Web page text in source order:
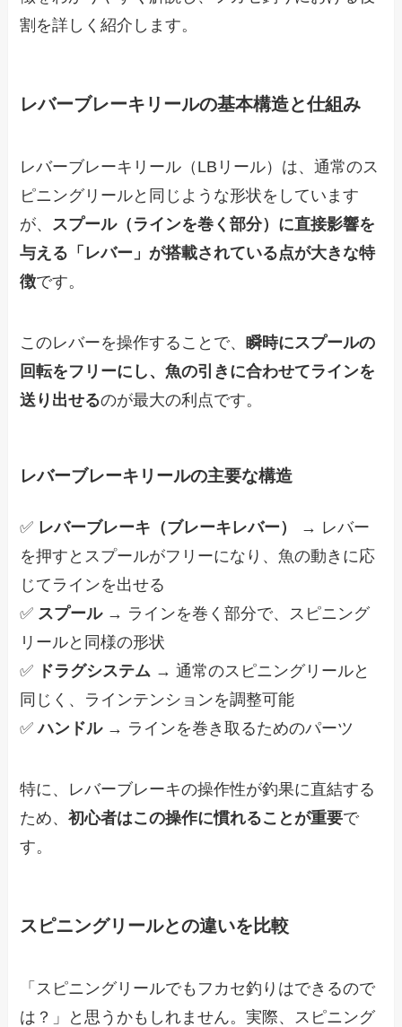
割を詳しく紹介します。
レバーブレーキリールの基本構造と仕組み
レバーブレーキリール（LBリール）は、通常のス
ピニングリールと同じような形状をしています
が、 スプール（ラインを巻く部分）に直接影響を
与える「レバー」が搭載されている点が大きな特
徴です。
このレバーを操作することで、瞬時にスプールの
回転をフリーにし、魚の引きに合わせてラインを
送り出せるのが最大の利点です。
レバーブレーキリールの主要な構造
✅ レバーブレーキ（ブレーキレバー）
→ レバー
を押すとスプールがフリーになり、魚の動きに応
じてラインを出せる
✅ スプール→ ラインを巻く部分で、スピニング
リールと同様の形状
✅
ドラグシステム → 通常のスピニングリールと
同じく、ラインテンションを調整可能
✅ハンドル→ ラインを巻き取るためのパーツ
特に、レバーブレーキの操作性が釣果に直結する
ため、初心者はこの操作に慣れることが重要で
す。
スピニングリールとの違いを比較
「スピニングリールでもフカセ釣りはできるので
は？」と思うかもしれません。実際、スピニング